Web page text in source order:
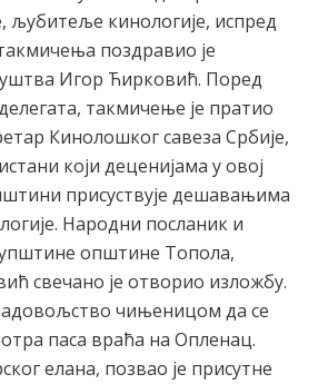
љубитеље кинологије, испред
поздравио је
Игор Ћирковић. Поред
такмичење је пратио
Кинолошког савеза Србије,
који деценијама у овој
присуствује дешавањима
Народни посланик и
општине Топола,
свечано је отворио изложбу.
чињеницом да се
паса враћа на Опленац.
елана, позвао је присутне